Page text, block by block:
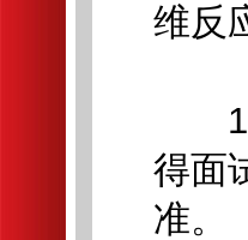
维反
1.
得面
准。